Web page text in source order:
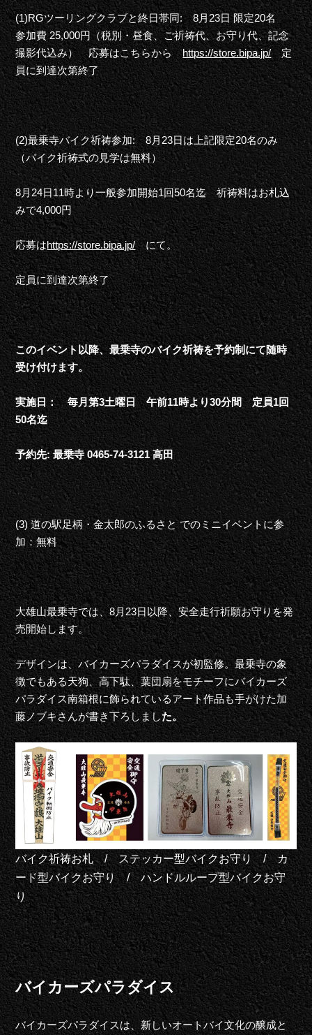
(1)RGツーリングクラブと終日帯同: 8月23日 限定20名
参加費 25,000円（税別・昼食、ご祈祷代、お守り代、記念
撮影代込み） 応募はこちらからhttps://store.bipa.jp/定
員に到達次第終了
(2)最乗寺バイク祈祷参加: 8月23日は上記限定20名のみ
（バイク祈祷式の見学は無料）
8月24日11時より一般参加開始1回50名迄 祈祷料はお札込
みで4,000円
応募はhttps://store.bipa.jp/にて。
定員に到達次第終了
このイベント以降、最乗寺のバイク祈祷を予約制にて随時
受け付けます。
実施日： 毎月第3土曜日 午前11時より30分間 定員1回
50名迄
予約先: 最乗寺 0465-74-3121 高田
(3) 道の駅足柄・金太郎のふるさと でのミニイベントに参
加：無料
大雄山最乗寺では、8月23日以降、安全走行祈願お守りを発
売開始します。
デザインは、バイカーズパラダイスが初監修。最乗寺の象
徴でもある天狗、高下駄、葉団扇をモチーフにバイカーズ
パラダイス南箱根に飾られているアート作品も手がけた加
藤ノブキさんが書き下ろしました。
バイク祈祷お札 / ステッカー型バイクお守り / カ
ード型バイクお守り / ハンドルループ型バイクお守
り
バイカーズパラダイス
バイカーズパラダイスは、新しいオートバイ文化の醸成と